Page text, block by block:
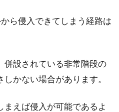
ら侵入できてしまう経路は
併設されている非常階段の
かない場合があります。
えば侵入が可能であるよ